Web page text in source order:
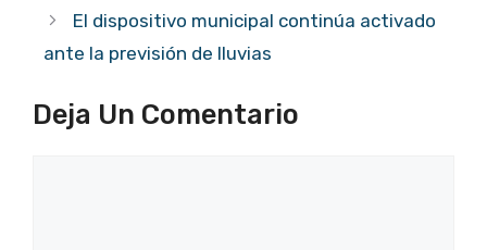
El dispositivo municipal continúa activado
ante la previsión de lluvias
Deja Un Comentario